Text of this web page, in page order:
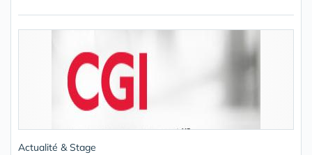
Actualité & Stage